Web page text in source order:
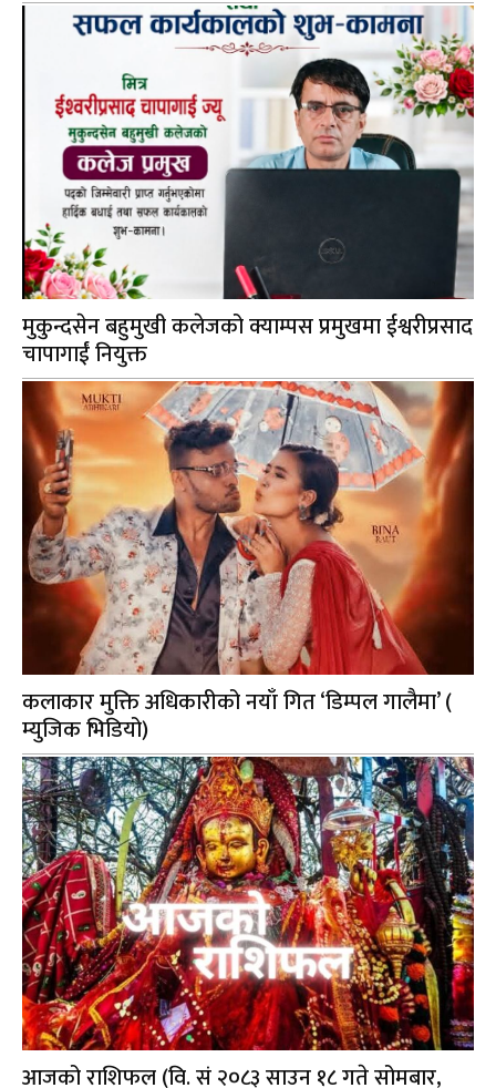
मुकुन्दसेन बहुमुखी कलेजको क्याम्पस प्रमुखमा ईश्वरीप्रसाद
चापागाईं नियुक्त
कलाकार मुक्ति अधिकारीको नयाँ गित ‘डिम्पल गालैमा’ (
म्युजिक भिडियो)
आजको राशिफल (वि. सं २०८३ साउन १८ गते सोमबार,